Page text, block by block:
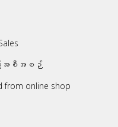
းမည့်အစီအစဉ်
from online shop